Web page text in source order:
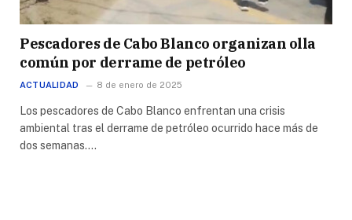
Pescadores de Cabo Blanco organizan olla
común por derrame de petróleo
ACTUALIDAD 8 de enero de 2025
Los pescadores de Cabo Blanco enfrentan una crisis
ambiental tras el derrame de petróleo ocurrido hace más de
dos semanas.…